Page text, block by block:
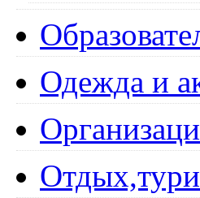
Одежда и